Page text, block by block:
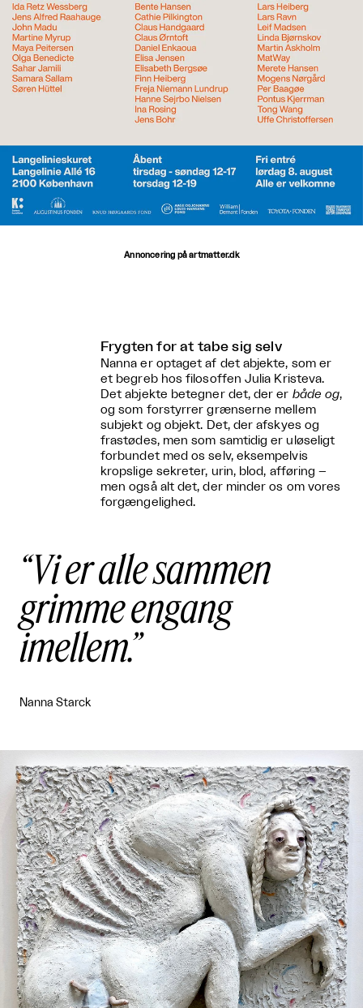
Annoncering på artmatter.dk
Frygten for at tabe sig selv
Nanna er optaget af det abjekte, som er
et begreb hos filosoffen Julia Kristeva.
Det abjekte betegner det, der er både og,
og som forstyrrer grænserne mellem
subjekt og objekt. Det, der afskyes og
frastødes, men som samtidig er uløseligt
forbundet med os selv, eksempelvis
kropslige sekreter, urin, blod, afføring –
men også alt det, der minder os om vores
forgængelighed.
Vi er alle sammen
grimme engang
imellem.
Nanna Starck